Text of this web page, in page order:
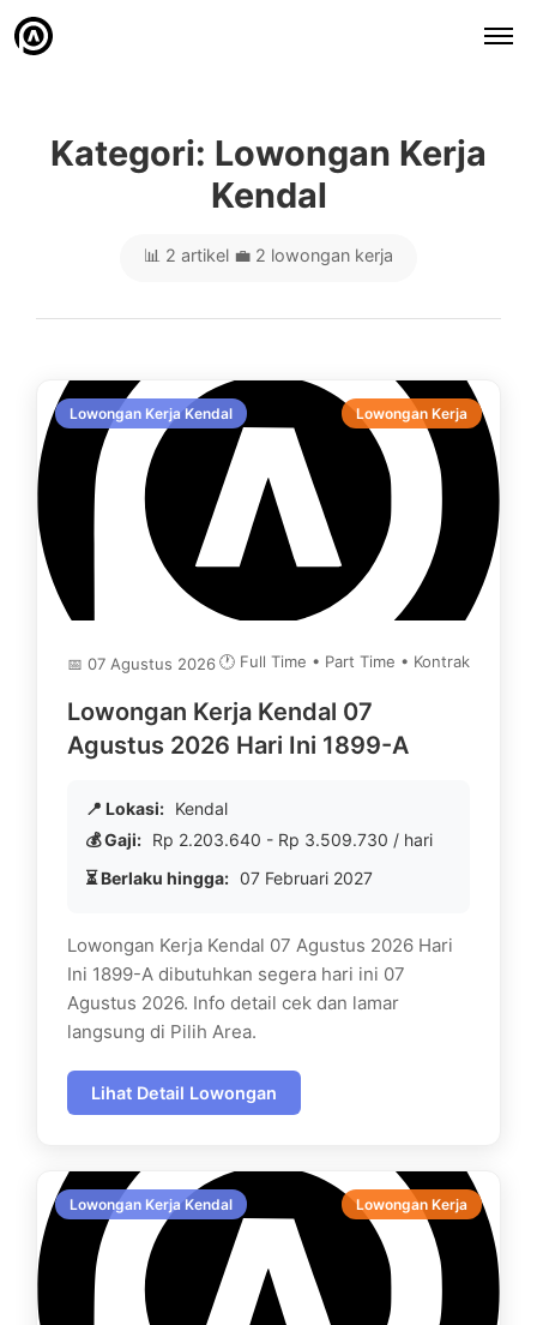
Kategori: Lowongan Kerja
Kendal
📊 2 artikel 💼 2 lowongan kerja
Lowongan Kerja Kendal Lowongan Kerja
📅 07 Agustus 2026🕐 Full Time • Part Time • Kontrak
Lowongan Kerja Kendal 07
Agustus 2026 Hari Ini 1899-A
📍 Lokasi: Kendal
💰 Gaji: Rp 2.203.640 - Rp 3.509.730 / hari
⏳ Berlaku hingga: 07 Februari 2027
Lowongan Kerja Kendal 07 Agustus 2026 Hari
Ini 1899-A dibutuhkan segera hari ini 07
Agustus 2026. Info detail cek dan lamar
langsung di Pilih Area.
Lihat Detail Lowongan
Lowongan Kerja Kendal Lowongan Kerja